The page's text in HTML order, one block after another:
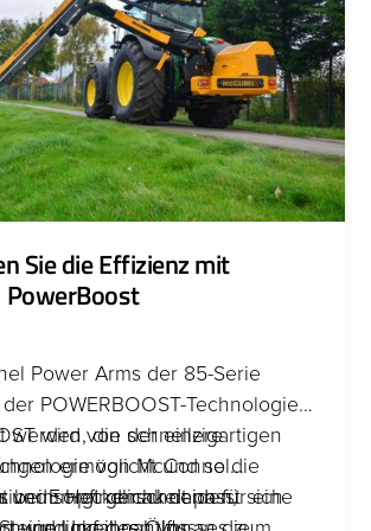
Sie die Effizienz mit
PowerBoost
Power Arms der 85-Serie
POWERBOOST-Technologie
werden, die schnellere
ermöglicht und so die
beim Heckenschneiden,
wird von der einzigartigen
von McConnel
und sorgt genau dann für eine
Empfindlichkeit passt sich